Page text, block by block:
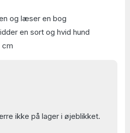
og læser en bog
en sort og hvid hund
cm
ikke på lager i øjeblikket.